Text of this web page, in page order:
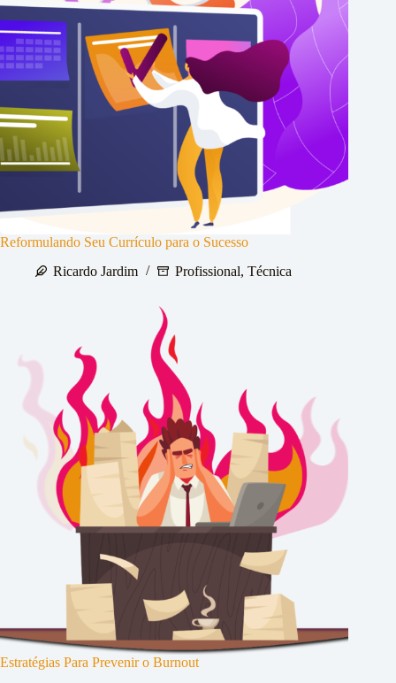
Reformulando Seu Currículo para o Sucesso
Ricardo Jardim
Profissional, Técnica
Estratégias Para Prevenir o Burnout